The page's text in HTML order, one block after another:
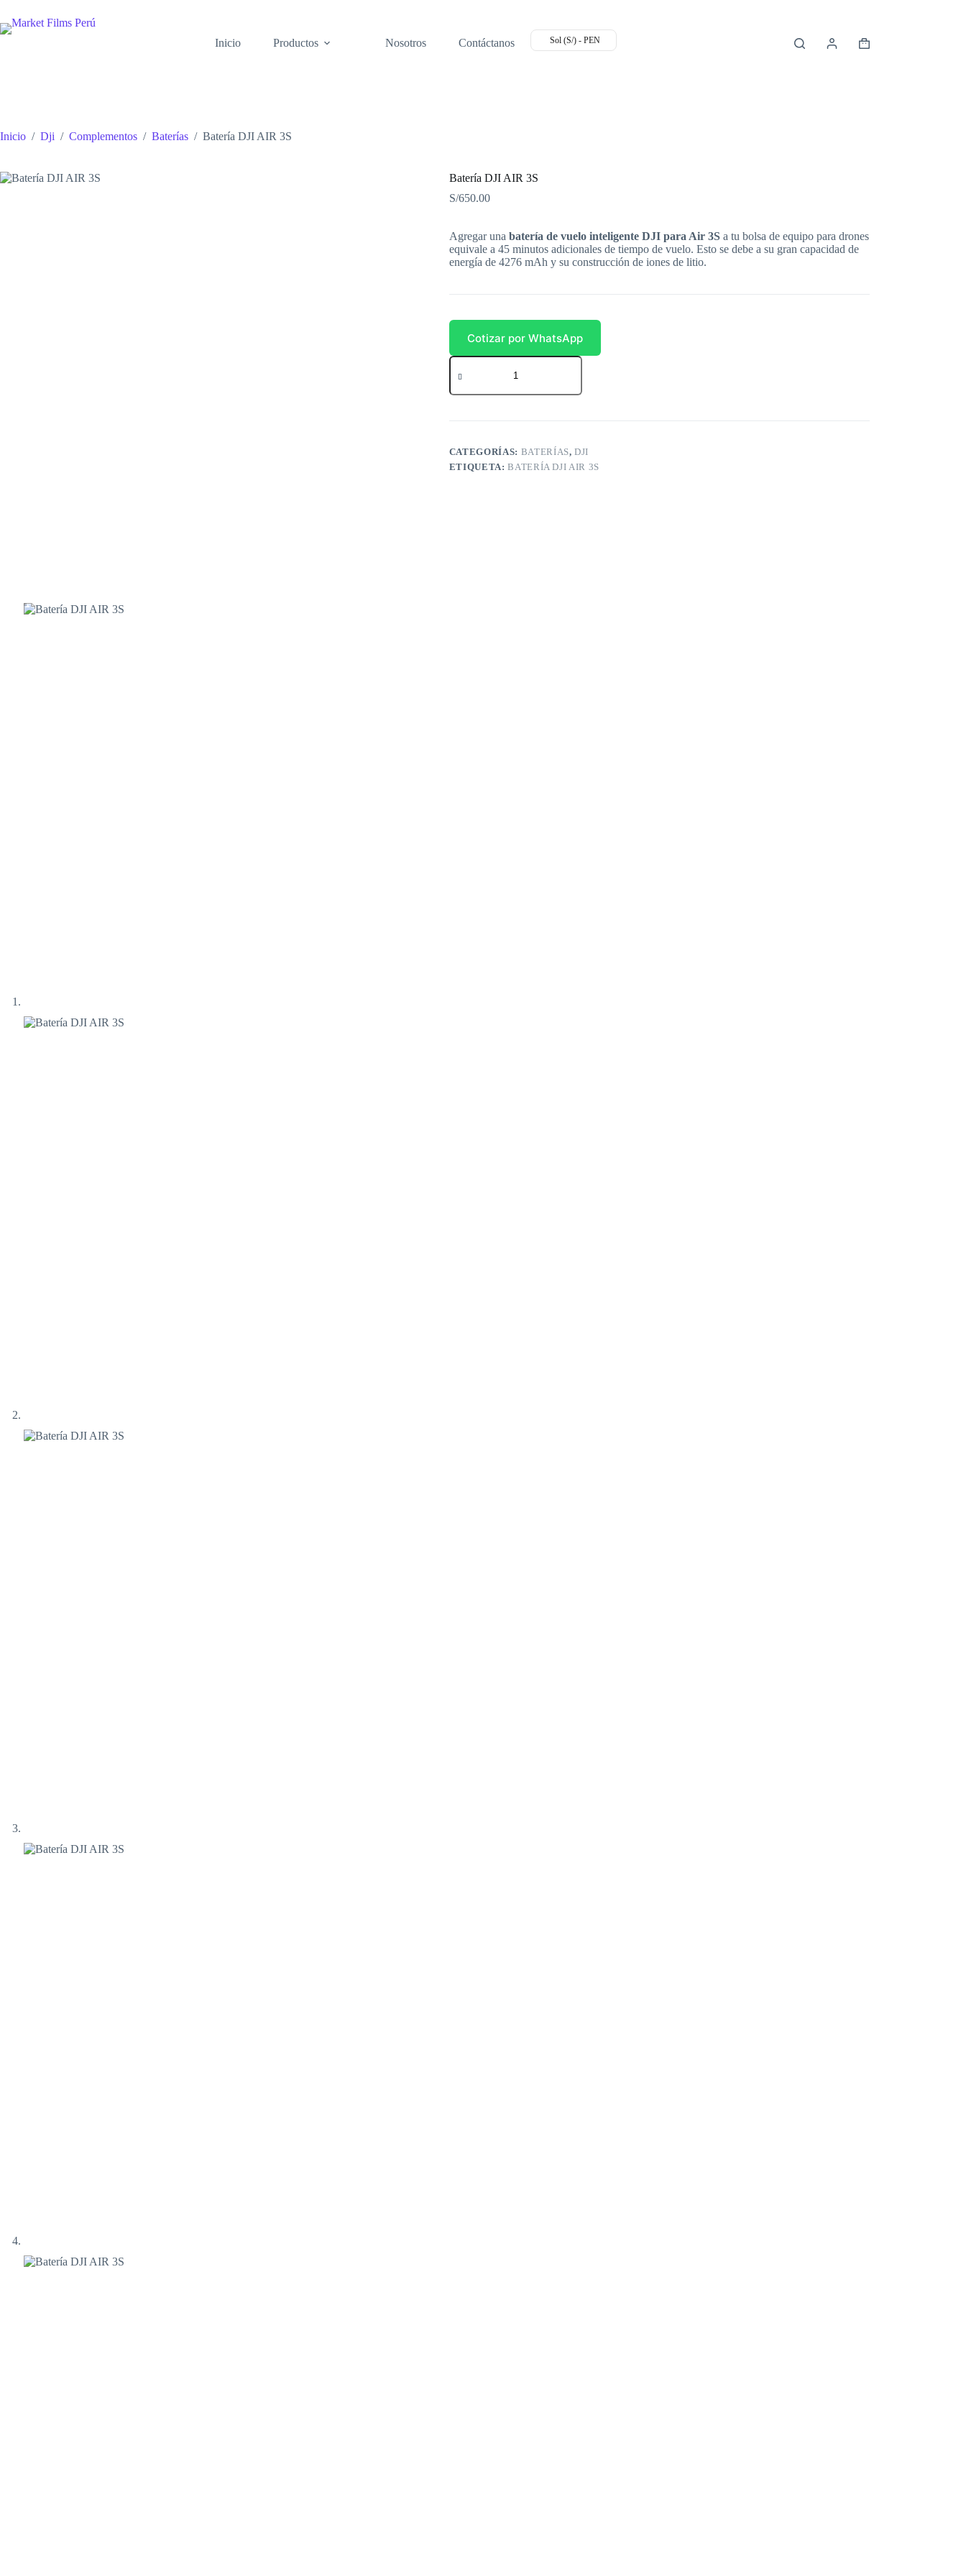
contenido
Inicio
Productos Nosotros Contáctanos Sol (S/) - PEN
Shopping
Inicio / Dji / Complementos / Baterías / Batería DJI AIR 3S
Batería DJI AIR 3S
S/650.00
Agregar una batería de vuelo inteligente DJI para Air 3Sa tu bolsa de equipo para drones
equivale a 45 minutos adicionales de tiempo de vuelo. Esto se debe a su gran capacidad de
energía de 4276 mAh y su construcción de iones de litio.
Cotizar por WhatsApp
Batería
DJI
3S
CATEGORÍAS: BATERÍAS,DJI
ETIQUETA:BATERÍA DJI AIR 3S